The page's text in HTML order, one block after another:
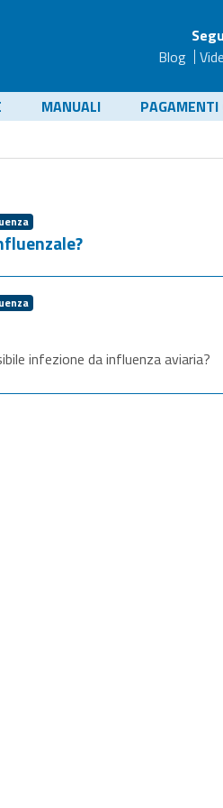
Blog
MANUALI PAGAMENTI
infezione da influenza aviaria?